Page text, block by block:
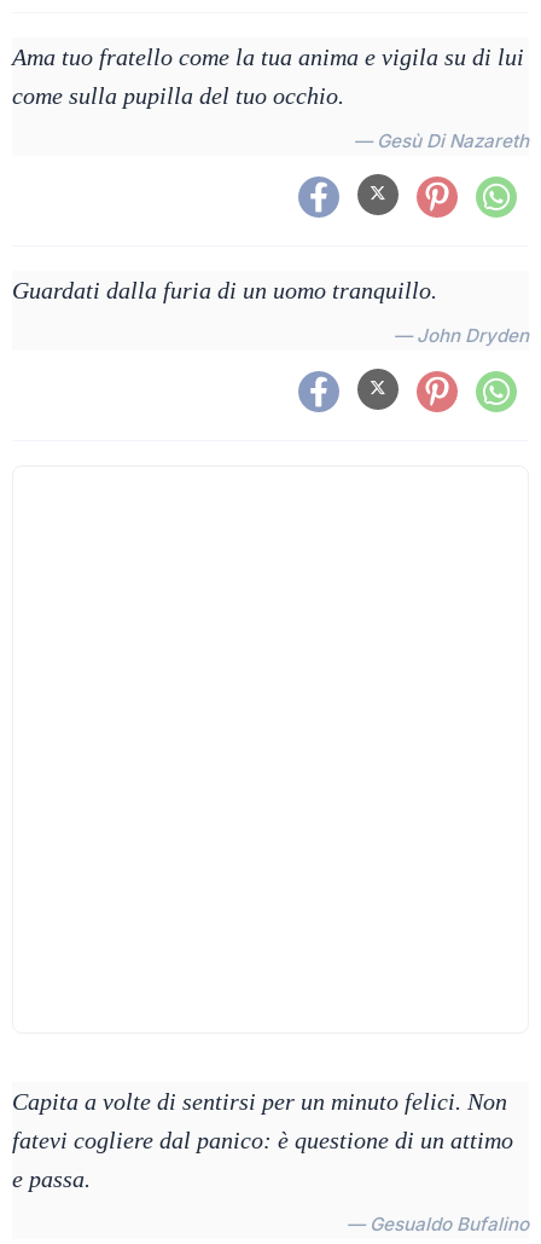
Ama tuo fratello come la tua anima e vigila su di lui
come sulla pupilla del tuo occhio.
— Gesù Di Nazareth
Guardati dalla furia di un uomo tranquillo.
— John Dryden
Capita a volte di sentirsi per un minuto felici. Non
fatevi cogliere dal panico: è questione di un attimo
e passa.
— Gesualdo Bufalino